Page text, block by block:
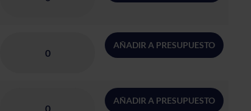
AÑADIR A PRESUPUESTO
AÑADIR A PRESUPUESTO